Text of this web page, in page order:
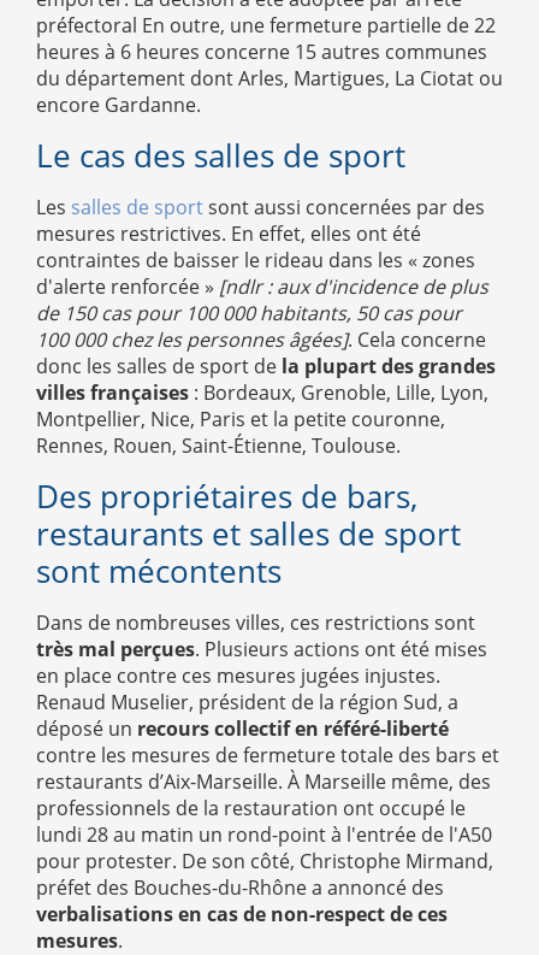
préfectoral En outre, une fermeture partielle de 22
heures à 6 heures concerne 15 autres communes
du département dont Arles, Martigues, La Ciotat ou
encore Gardanne.
Le cas des salles de sport
Les salles de sportsont aussi concernées par des
mesures restrictives. En effet, elles ont été
contraintes de baisser le rideau dans les « zones
d'alerte renforcée » [ndlr : aux d'incidence de plus
de 150 cas pour 100 000 habitants, 50 cas pour
100 000 chez les personnes âgées]. Cela concerne
donc les salles de sport de la plupart des grandes
villes françaises : Bordeaux, Grenoble, Lille, Lyon,
Montpellier, Nice, Paris et la petite couronne,
Rennes, Rouen, Saint-Étienne, Toulouse.
Des propriétaires de bars,
restaurants et salles de sport
sont mécontents
Dans de nombreuses villes, ces restrictions sont
très mal perçues. Plusieurs actions ont été mises
en place contre ces mesures jugées injustes.
Renaud Muselier, président de la région Sud, a
déposé un recours collectif en référé-liberté
contre les mesures de fermeture totale des bars et
restaurants d’Aix-Marseille. À Marseille même, des
professionnels de la restauration ont occupé le
lundi 28 au matin un rond-point à l'entrée de l'A50
pour protester. De son côté, Christophe Mirmand,
préfet des Bouches-du-Rhône a annoncé des
verbalisations en cas de non-respect de ces
mesures.